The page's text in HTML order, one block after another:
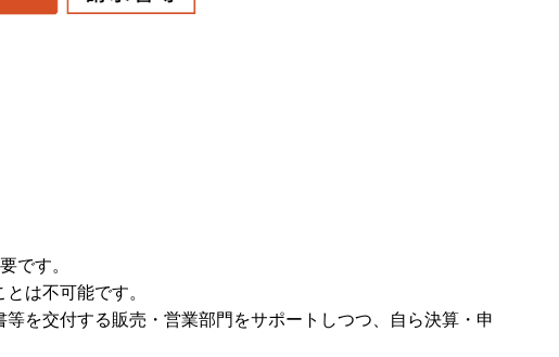
です。
は不可能です。
を交付する販売・営業部門をサポートしつつ、自ら決算・申